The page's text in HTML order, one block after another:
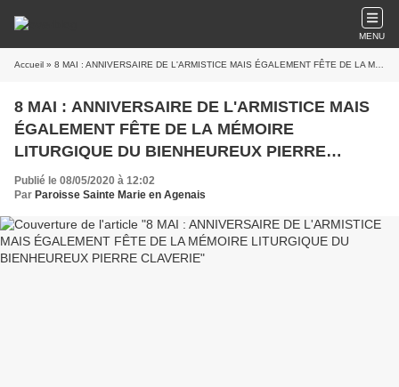
MENU
Accueil » 8 MAI : ANNIVERSAIRE DE L'ARMISTICE MAIS ÉGALEMENT FÊTE DE LA MÉMOIRE LITURGIQUE DU BIENHEUREUX PIERRE CLAVERIE
8 MAI : ANNIVERSAIRE DE L'ARMISTICE MAIS
ÉGALEMENT FÊTE DE LA MÉMOIRE
LITURGIQUE DU BIENHEUREUX PIERRE
CLAVERIE
Publié le 08/05/2020 à 12:02
Par Paroisse Sainte Marie en Agenais